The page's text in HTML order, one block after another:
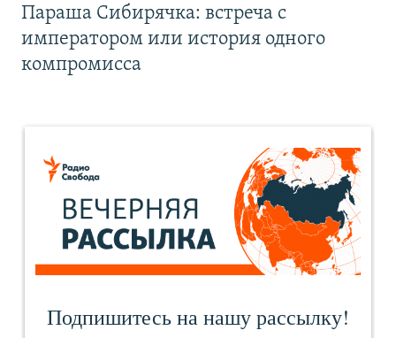
Параша Сибирячка: встреча с
императором или история одного
компромисса